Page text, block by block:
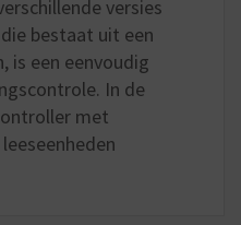
versies
bestaat uit een
is een eenvoudig
In de
met